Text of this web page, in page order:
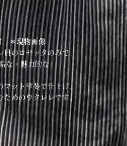
＊現物画像
貝のロゼッタのみで
な・魅力的な」
マット塗装で仕上げ、
ためのウクレレです。